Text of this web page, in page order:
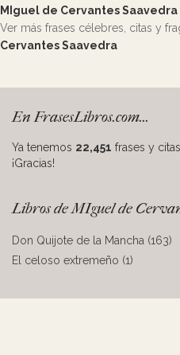
MIguel de Cervantes Saavedra
Ver más frases célebres, citas y
Cervantes Saavedra
En FrasesLibros.com...
Ya tenemos 22,451 frases y
¡Gracias!
Libros de MIguel de
Don Quijote de la Mancha (163)
El celoso extremeño (1)